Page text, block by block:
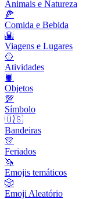
Animais e Natureza
🍕
Comida e Bebida
🌇
Viagens e Lugares
🥎
Atividades
📙
Objetos
💯
Símbolo
🇺🇸
Bandeiras
🎊
Feriados
🦄
Emojis temáticos
🎲
Emoji Aleatório